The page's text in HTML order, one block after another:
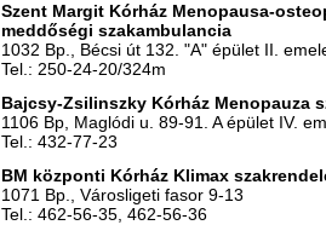
Szent Margit Kórház Menopausa-
meddőségi szakambulancia
1032 Bp., Bécsi út 132. "A" épület II.
Tel.: 250-24-20/324m
Bajcsy-Zsilinszky Kórház Menopauza
1106 Bp, Maglódi u. 89-91. A épület IV.
Tel.: 432-77-23
BM központi Kórház Klimax
1071 Bp., Városligeti fasor 9-13
Tel.: 462-56-35, 462-56-36